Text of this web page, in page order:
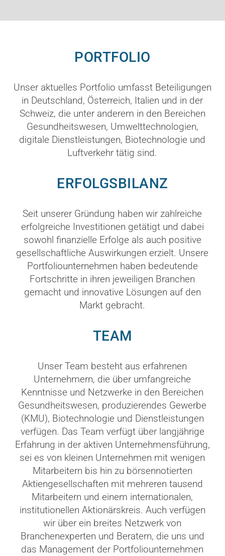
PORTFOLIO
Unser aktuelles Portfolio umfasst Beteiligungen
in Deutschland, Österreich, Italien und in der
Schweiz, die unter anderem in den Bereichen
Gesundheitswesen, Umwelttechnologien,
digitale Dienstleistungen, Biotechnologie und
Luftverkehr tätig sind.
ERFOLGSBILANZ
Seit unserer Gründung haben wir zahlreiche
erfolgreiche Investitionen getätigt und dabei
sowohl finanzielle Erfolge als auch positive
gesellschaftliche Auswirkungen erzielt. Unsere
Portfoliounternehmen haben bedeutende
Fortschritte in ihren jeweiligen Branchen
gemacht und innovative Lösungen auf den
Markt gebracht.
TEAM
Unser Team besteht aus erfahrenen
Unternehmern, die über umfangreiche
Kenntnisse und Netzwerke in den Bereichen
Gesundheitswesen, produzierendes Gewerbe
(KMU), Biotechnologie und Dienstleistungen
verfügen. Das Team verfügt über langjährige
Erfahrung in der aktiven Unternehmensführung,
sei es von kleinen Unternehmen mit wenigen
Mitarbeitern bis hin zu börsennotierten
Aktiengesellschaften mit mehreren tausend
Mitarbeitern und einem internationalen,
institutionellen Aktionärskreis. Auch verfügen
wir über ein breites Netzwerk von
Branchenexperten und Beratern, die uns und
das Management der Portfoliounternehmen